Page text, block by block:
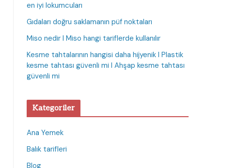
en iyi lokumcuları
Gıdaları doğru saklamanın püf noktaları
Miso nedir I Miso hangi tariflerde kullanılır
Kesme tahtalarının hangisi daha hijyenik I Plastik
kesme tahtası güvenli mi I Ahşap kesme tahtası
güvenli mi
Kategoriler
Ana Yemek
Balık tarifleri
Blog